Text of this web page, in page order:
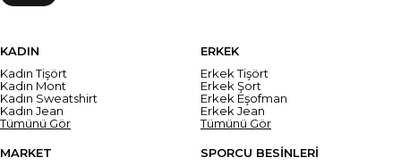
KADIN
Kadın Tişört
Kadın Mont
Kadın Sweatshirt
Kadın Jean
Tümünü Gör
ERKEK
Erkek Tişört
Erkek Şort
Erkek Eşofman
Erkek Jean
Tümünü Gör
MARKET
SPORCU BESİNLERİ